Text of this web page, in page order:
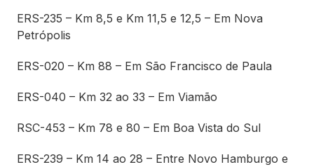
ERS-235 – Km 8,5 e Km 11,5 e 12,5 – Em Nova
Petrópolis
ERS-020 – Km 88 – Em São Francisco de Paula
ERS-040 – Km 32 ao 33 – Em Viamão
RSC-453 – Km 78 e 80 – Em Boa Vista do Sul
ERS-239 – Km 14 ao 28 – Entre Novo Hamburgo e